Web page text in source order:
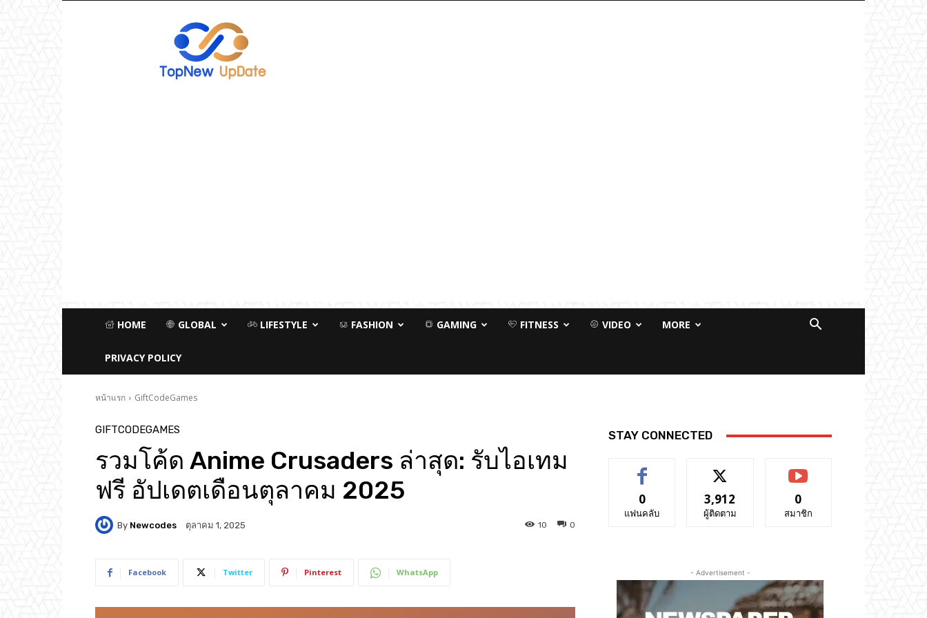
HOME GLOBAL LIFESTYLE FASHION GAMING FITNESS VIDEO MORE
PRIVACY POLICY
หน้าแรก GiftCodeGames
GIFTCODEGAMES
รวมโค้ด Anime Crusaders ล่าสุด: รับไอเทม
ฟรี อัปเดตเดือนตุลาคม 2025
By Newcodes ตุลาคม 1, 2025 0
10
Facebook Twitter Pinterest WhatsApp
STAY CONNECTED
0
แฟนคลับ
3,912
ผู้ติดตาม
0
สมาชิก
- Advertisement -